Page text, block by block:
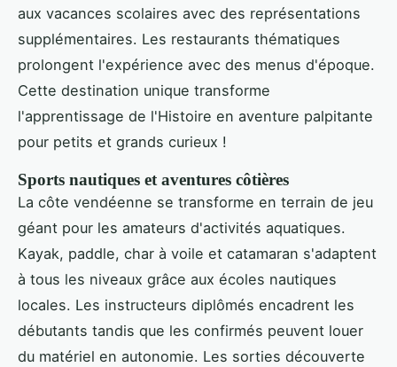
aux vacances scolaires avec des représentations
supplémentaires. Les restaurants thématiques
prolongent l'expérience avec des menus d'époque.
Cette destination unique transforme
l'apprentissage de l'Histoire en aventure palpitante
pour petits et grands curieux !
Sports nautiques et aventures côtières
La côte vendéenne se transforme en terrain de jeu
géant pour les amateurs d'activités aquatiques.
Kayak, paddle, char à voile et catamaran s'adaptent
à tous les niveaux grâce aux écoles nautiques
locales. Les instructeurs diplômés encadrent les
débutants tandis que les confirmés peuvent louer
du matériel en autonomie. Les sorties découverte